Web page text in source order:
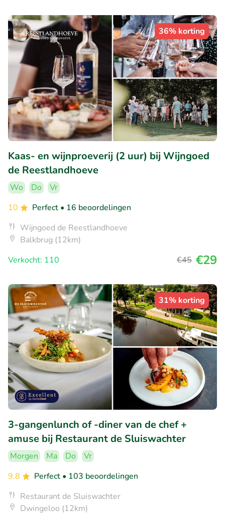
36% korting
Kaas- en wijnproeverij (2 uur) bij Wijngoed
de Reestlandhoeve
Wo Do
Vr
10
Perfect • 16 beoordelingen
Wijngoed de Reestlandhoeve
Balkbrug (12km)
Verkocht: 110
€45 €29
31% korting
3-gangenlunch of -diner van de chef +
amuse bij Restaurant de Sluiswachter
Morgen Ma Do
Vr
9.8
Perfect • 103 beoordelingen
Restaurant de Sluiswachter
Dwingeloo (12km)